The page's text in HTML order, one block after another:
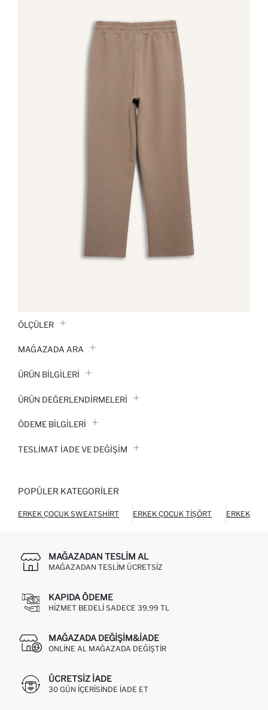
ÖLÇÜLER
MAĞAZADA ARA
ÜRÜN BILGILERI
ÜRÜN DEĞERLENDİRMELERİ
ÖDEME BİLGİLERİ
TESLIMAT İADE VE DEĞIŞIM
POPÜLER KATEGORILER
ERKEK ÇOCUK SWEATSHIRT ERKEK ÇOCUK TIŞÖRT ERKEK
MAĞAZADAN TESLIM AL
MAĞAZADAN TESLIM ÜCRETSIZ
KAPIDA ÖDEME
HIZMET BEDELI SADECE 39,99 TL
MAĞAZADA DEĞIŞIM&İADE
ONLINE AL MAĞAZADA DEĞIŞTIR
ÜCRETSIZ IADE
30 GÜN IÇERISINDE IADE ET